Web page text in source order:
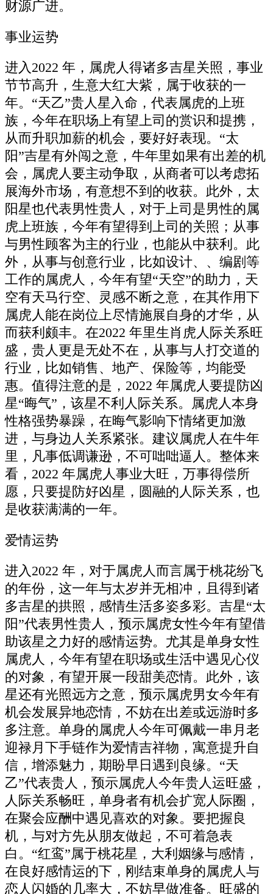
财源广进。
事业运势
进入2022 年，属虎人得诸多吉星关照，事业
节节高升，生意大红大紫，属于收获的一
年。“天乙”贵人星入命，代表属虎的上班
族，今年在职场上有望上司的赏识和提携，
从而升职加薪的机会，要好好表现。“太
阳”吉星有外闯之意，牛年里如果有出差的机
会，属虎人要主动争取，从商者可以考虑拓
展海外市场，有意想不到的收获。此外，太
阳星也代表男性贵人，对于上司是男性的属
虎上班族，今年有望得到上司的关照；从事
与男性顾客为主的行业，也能从中获利。此
外，从事与创意行业，比如设计、、编剧等
工作的属虎人，今年有望“天空”的助力，天
空有天马行空、灵感不断之意，在其作用下
属虎人能在岗位上尽情施展自身的才华，从
而获利颇丰。在2022 年里生肖虎人际关系旺
盛，贵人更是无处不在，从事与人打交道的
行业，比如销售、地产、保险等，均能受
惠。值得注意的是，2022 年属虎人要提防凶
星“晦气”，该星不利人际关系。属虎人本身
性格强势暴躁，在晦气影响下情绪更加激
进，与身边人关系紧张。建议属虎人在牛年
里，凡事低调谦逊，不可咄咄逼人。整体来
看，2022 年属虎人事业大旺，万事得偿所
愿，只要提防好凶星，圆融的人际关系，也
是收获满满的一年。
爱情运势
进入2022 年，对于属虎人而言属于桃花纷飞
的年份，这一年与太岁并无相冲，且得到诸
多吉星的拱照，感情生活多姿多彩。吉星“太
阳”代表男性贵人，预示属虎女性今年有望借
助该星之力好的感情运势。尤其是单身女性
属虎人，今年有望在职场或生活中遇见心仪
的对象，有望开展一段甜美恋情。此外，该
星还有光照远方之意，预示属虎男女今年有
机会发展异地恋情，不妨在出差或远游时多
多注意。单身的属虎人今年可佩戴一串月老
迎禄月下手链作为爱情吉祥物，寓意提升自
信，增添魅力，期盼早日遇到良缘。“天
乙”代表贵人，预示属虎人今年贵人运旺盛，
人际关系畅旺，单身者有机会扩宽人际圈，
在聚会应酬中遇见喜欢的对象。要把握良
机，与对方先从朋友做起，不可着急表
白。“红鸾”属于桃花星，大利姻缘与感情，
在良好感情运的下，刚结束单身的属虎人与
恋人闪婚的几率大，不妨早做准备。旺盛的